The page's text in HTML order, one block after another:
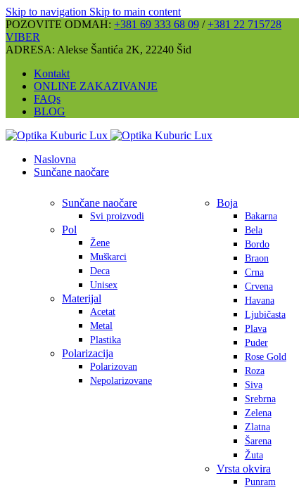
Skip to navigation Skip to main content
POZOVITE ODMAH: +381 69 333 68 09 /+381 22 715728
VIBER
ADRESA: Alekse Šantića 2K, 22240 Šid
Kontakt
ONLINE ZAKAZIVANJE
FAQs
BLOG
Naslovna
Sunčane naočare
Sunčane naočare
Svi proizvodi
Pol
Žene
Muškarci
Deca
Unisex
Materijal
Acetat
Metal
Plastika
Polarizacija
Polarizovan
Nepolarizovane
Boja
Bakarna
Bela
Bordo
Braon
Crna
Crvena
Havana
Ljubičasta
Plava
Puder
Rose Gold
Roza
Siva
Srebrna
Zelena
Zlatna
Šarena
Žuta
Vrsta okvira
Punram